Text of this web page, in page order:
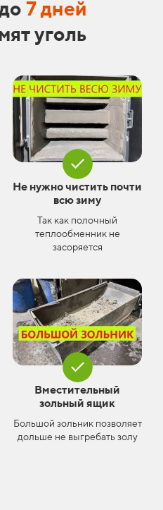
7 дней
уголь
Не нужно чистить почти
всю зиму
Так как полочный
теплообменник не
засоряется
Вместительный
зольный ящик
Большой зольник позволяет
дольше не выгребать золу